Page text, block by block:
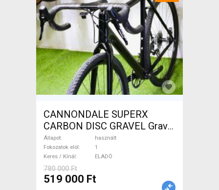
CANNONDALE SUPERX
CARBON DISC GRAVEL Gravel
/ CX tárcsafék használt
ELADÓ
Állapot
használt
Fokozatok elöl
1
Keres / Kínál
ELADÓ
780 000 Ft
519 000 Ft